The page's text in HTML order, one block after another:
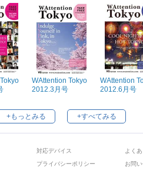
WAttention Tokyo
2012.3月号
WAttention
2012.6月号
+もっとみる +すべてみる
対応デバイス
よく
プライバシーポリシー お問